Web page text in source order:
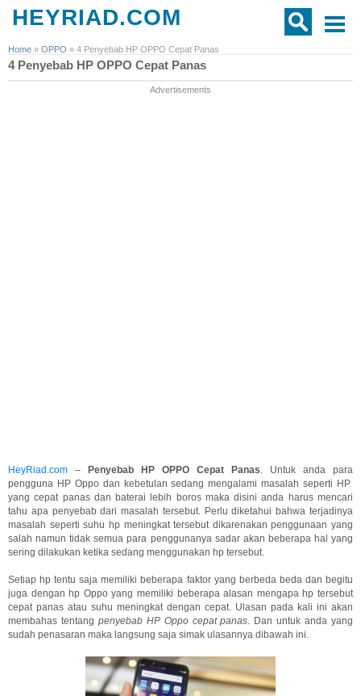
HEYRIAD.COM
Home » OPPO » 4 Penyebab HP OPPO Cepat Panas
4 Penyebab HP OPPO Cepat Panas
Advertisements
HeyRiad.com – Penyebab HP OPPO Cepat Panas. Untuk anda para
pengguna HP Oppo dan kebetulan sedang mengalami masalah seperti HP
yang cepat panas dan baterai lebih boros maka disini anda harus mencari
tahu apa penyebab dari masalah tersebut. Perlu diketahui bahwa terjadinya
masalah seperti suhu hp meningkat tersebut dikarenakan penggunaan yang
salah namun tidak semua para penggunanya sadar akan beberapa hal yang
sering dilakukan ketika sedang menggunakan hp tersebut.
Setiap hp tentu saja memiliki beberapa faktor yang berbeda beda dan begitu
juga dengan hp Oppo yang memiliki beberapa alasan mengapa hp tersebut
cepat panas atau suhu meningkat dengan cepat. Ulasan pada kali ini akan
membahas tentang penyebab HP Oppo cepat panas. Dan untuk anda yang
sudah penasaran maka langsung saja simak ulasannya dibawah ini.